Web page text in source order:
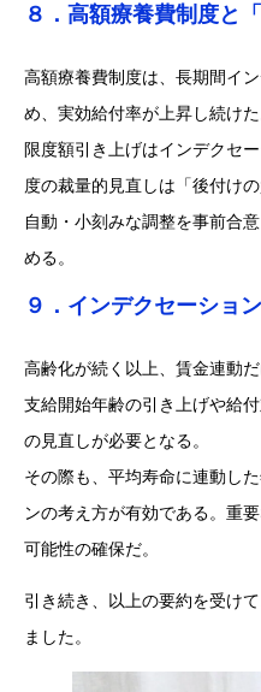
８．高額療養費制度と
高額療養費制度は、長期間イ
め、実効給付率が上昇し続けた
限度額引き上げはインデクセ
度の裁量的見直しは「後付け
自動・小刻みな調整を事前合
める。
９．インデクセーショ
高齢化が続く以上、賃金連動
支給開始年齢の引き上げや給
の見直しが必要となる。
その際も、平均寿命に連動し
ンの考え方が有効である。重
可能性の確保だ。
引き続き、以上の要約を受け
ました。